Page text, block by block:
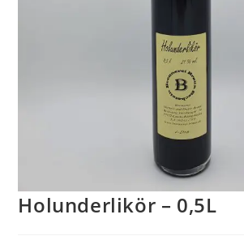
Holunderlikör – 0,5L